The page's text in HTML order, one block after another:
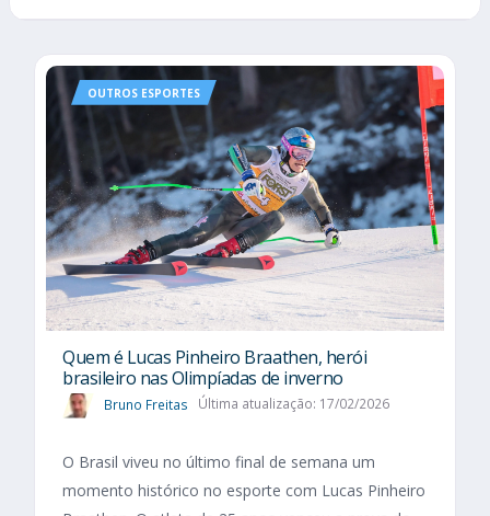
OUTROS ESPORTES
Quem é Lucas Pinheiro Braathen, herói
brasileiro nas Olimpíadas de inverno
Bruno Freitas Última atualização: 17/02/2026
O Brasil viveu no último final de semana um
momento histórico no esporte com Lucas Pinheiro